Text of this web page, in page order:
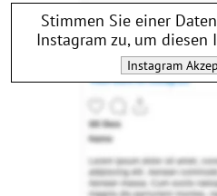
Stimmen Sie einer
Instagram zu, um diesen
Instagram